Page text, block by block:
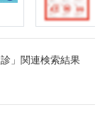
」関連検索結果